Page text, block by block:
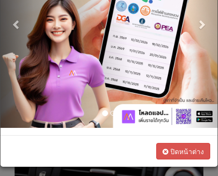
เชื่อ
และ
บริการ
ทางการ
เงิน
ตัวแทน
กับ
ติดต่อ
เรา
เทคนิคดูแลแอร์รถให้เย็นเจี๊ยบ!
10 ก.ย. 2561 16:33:27 น.
ปิดหน้าต่าง